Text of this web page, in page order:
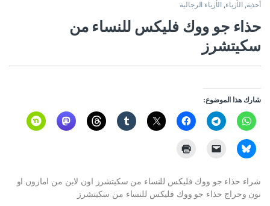
أحذية, الأزياء, الأزياء الرجالية
حذاء جو ووك فليكس للنساء من
سكيتشرز
شارك هذا الموضوع:
شراء حذاء جو ووك فليكس للنساء من سكيتشرز اون لاين من امازون او
نون وحراج حذاء جو ووك فليكس للنساء من سكيتشرز